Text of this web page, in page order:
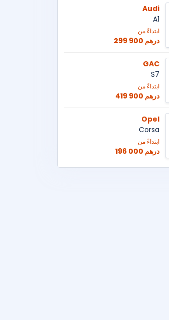
Audi
A1
ابتداءً من
299 900 درهم
GAC
S7
ابتداءً من
419 900 درهم
Opel
Corsa
ابتداءً من
196 000 درهم